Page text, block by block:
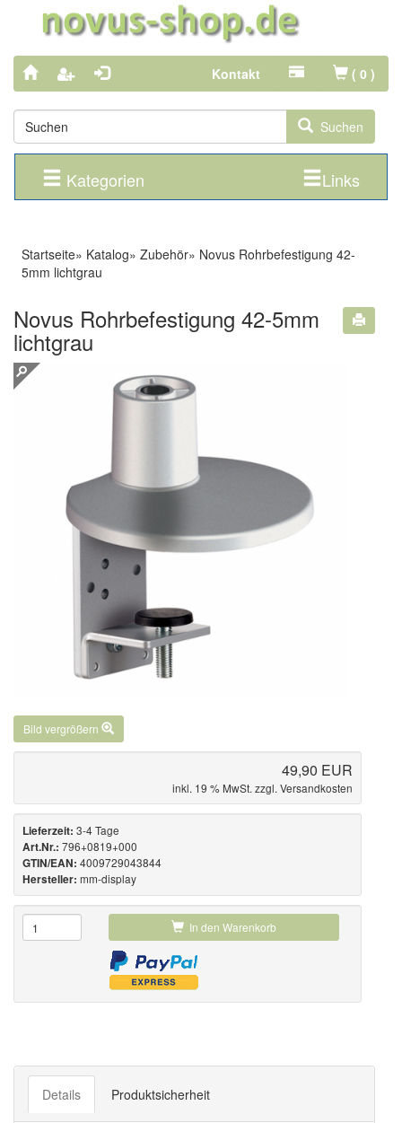
Kontakt ( 0 )
Suchen
Kategorien Links
Startseite» Katalog» Zubehör» Novus Rohrbefestigung 42-
5mm lichtgrau
Novus Rohrbefestigung 42-5mm
lichtgrau
Bild vergrößern
49,90 EUR
inkl. 19 % MwSt. zzgl. Versandkosten
Lieferzeit: 3-4 Tage
Art.Nr.: 796+0819+000
GTIN/EAN: 4009729043844
Hersteller: mm-display
In den Warenkorb
Details Produktsicherheit